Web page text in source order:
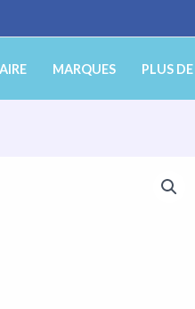
MARQUES PLUS